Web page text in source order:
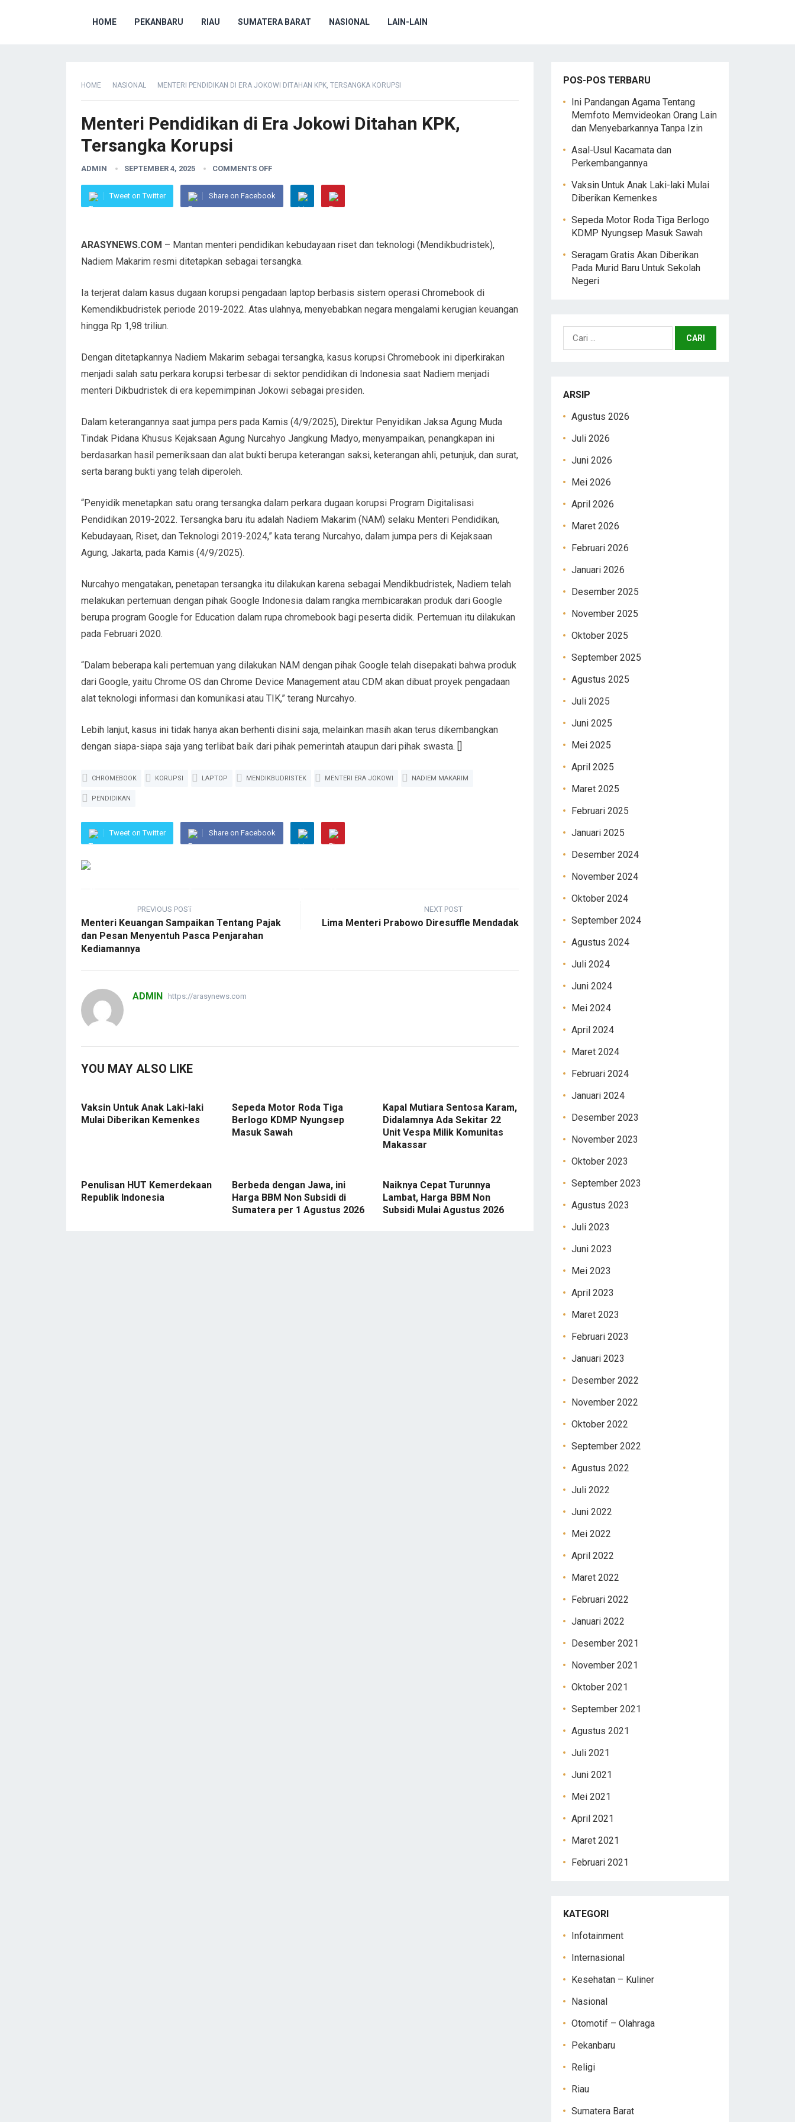
HOME PEKANBARU RIAU SUMATERA BARAT NASIONAL LAIN-LAIN
HOME NASIONAL MENTERI PENDIDIKAN DI ERA JOKOWI DITAHAN KPK, TERSANGKA KORUPSI
Menteri Pendidikan di Era Jokowi Ditahan KPK,
Tersangka Korupsi
ADMIN SEPTEMBER 4, 2025 COMMENTS OFF
Tweet on Twitter Share on Facebook
ARASYNEWS.COM – Mantan menteri pendidikan kebudayaan riset dan teknologi (Mendikbudristek),
Nadiem Makarim resmi ditetapkan sebagai tersangka.
Ia terjerat dalam kasus dugaan korupsi pengadaan laptop berbasis sistem operasi Chromebook di
Kemendikbudristek periode 2019-2022. Atas ulahnya, menyebabkan negara mengalami kerugian keuangan
hingga Rp 1,98 triliun.
Dengan ditetapkannya Nadiem Makarim sebagai tersangka, kasus korupsi Chromebook ini diperkirakan
menjadi salah satu perkara korupsi terbesar di sektor pendidikan di Indonesia saat Nadiem menjadi
menteri Dikbudristek di era kepemimpinan Jokowi sebagai presiden.
Dalam keterangannya saat jumpa pers pada Kamis (4/9/2025), Direktur Penyidikan Jaksa Agung Muda
Tindak Pidana Khusus Kejaksaan Agung Nurcahyo Jangkung Madyo, menyampaikan, penangkapan ini
berdasarkan hasil pemeriksaan dan alat bukti berupa keterangan saksi, keterangan ahli, petunjuk, dan surat,
serta barang bukti yang telah diperoleh.
“Penyidik menetapkan satu orang tersangka dalam perkara dugaan korupsi Program Digitalisasi
Pendidikan 2019-2022. Tersangka baru itu adalah Nadiem Makarim (NAM) selaku Menteri Pendidikan,
Kebudayaan, Riset, dan Teknologi 2019-2024,” kata terang Nurcahyo, dalam jumpa pers di Kejaksaan
Agung, Jakarta, pada Kamis (4/9/2025).
Nurcahyo mengatakan, penetapan tersangka itu dilakukan karena sebagai Mendikbudristek, Nadiem telah
melakukan pertemuan dengan pihak Google Indonesia dalam rangka membicarakan produk dari Google
berupa program Google for Education dalam rupa chromebook bagi peserta didik. Pertemuan itu dilakukan
pada Februari 2020.
“Dalam beberapa kali pertemuan yang dilakukan NAM dengan pihak Google telah disepakati bahwa produk
dari Google, yaitu Chrome OS dan Chrome Device Management atau CDM akan dibuat proyek pengadaan
alat teknologi informasi dan komunikasi atau TIK,” terang Nurcahyo.
Lebih lanjut, kasus ini tidak hanya akan berhenti disini saja, melainkan masih akan terus dikembangkan
dengan siapa-siapa saja yang terlibat baik dari pihak pemerintah ataupun dari pihak swasta. []
CHROMEBOOK KORUPSI LAPTOP MENDIKBUDRISTEK MENTERI ERA JOKOWI NADIEM MAKARIM
PENDIDIKAN
Tweet on Twitter Share on Facebook
PREVIOUS POST
Menteri Keuangan Sampaikan Tentang Pajak
dan Pesan Menyentuh Pasca Penjarahan
Kediamannya
NEXT POST
Lima Menteri Prabowo Diresuffle Mendadak
ADMIN https://arasynews.com
YOU MAY ALSO LIKE
Vaksin Untuk Anak Laki-laki
Mulai Diberikan Kemenkes
Sepeda Motor Roda Tiga
Berlogo KDMP Nyungsep
Masuk Sawah
Kapal Mutiara Sentosa Karam,
Didalamnya Ada Sekitar 22
Unit Vespa Milik Komunitas
Makassar
Penulisan HUT Kemerdekaan
Republik Indonesia
Berbeda dengan Jawa, ini
Harga BBM Non Subsidi di
Sumatera per 1 Agustus 2026
Naiknya Cepat Turunnya
Lambat, Harga BBM Non
Subsidi Mulai Agustus 2026
POS-POS TERBARU
Ini Pandangan Agama Tentang
Memfoto Memvideokan Orang Lain
dan Menyebarkannya Tanpa Izin
Asal-Usul Kacamata dan
Perkembangannya
Vaksin Untuk Anak Laki-laki Mulai
Diberikan Kemenkes
Sepeda Motor Roda Tiga Berlogo
KDMP Nyungsep Masuk Sawah
Seragam Gratis Akan Diberikan
Pada Murid Baru Untuk Sekolah
Negeri
Cari
untuk:
ARSIP
Agustus 2026
Juli 2026
Juni 2026
Mei 2026
April 2026
Maret 2026
Februari 2026
Januari 2026
Desember 2025
November 2025
Oktober 2025
September 2025
Agustus 2025
Juli 2025
Juni 2025
Mei 2025
April 2025
Maret 2025
Februari 2025
Januari 2025
Desember 2024
November 2024
Oktober 2024
September 2024
Agustus 2024
Juli 2024
Juni 2024
Mei 2024
April 2024
Maret 2024
Februari 2024
Januari 2024
Desember 2023
November 2023
Oktober 2023
September 2023
Agustus 2023
Juli 2023
Juni 2023
Mei 2023
April 2023
Maret 2023
Februari 2023
Januari 2023
Desember 2022
November 2022
Oktober 2022
September 2022
Agustus 2022
Juli 2022
Juni 2022
Mei 2022
April 2022
Maret 2022
Februari 2022
Januari 2022
Desember 2021
November 2021
Oktober 2021
September 2021
Agustus 2021
Juli 2021
Juni 2021
Mei 2021
April 2021
Maret 2021
Februari 2021
KATEGORI
Infotainment
Internasional
Kesehatan – Kuliner
Nasional
Otomotif – Olahraga
Pekanbaru
Religi
Riau
Sumatera Barat